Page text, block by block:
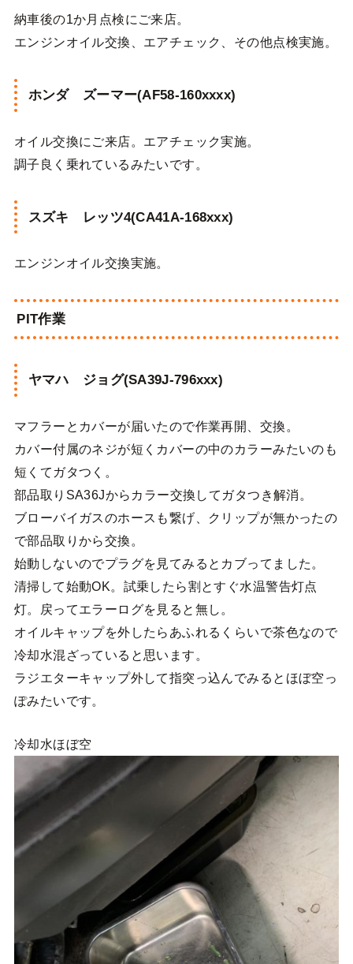
納車後の1か月点検にご来店。
エンジンオイル交換、エアチェック、その他点検実施。
ホンダ ズーマー(AF58-160xxxx)
オイル交換にご来店。エアチェック実施。
調子良く乗れているみたいです。
スズキ レッツ4(CA41A-168xxx)
エンジンオイル交換実施。
PIT作業
ヤマハ ジョグ(SA39J-796xxx)
マフラーとカバーが届いたので作業再開、交換。
カバー付属のネジが短くカバーの中のカラーみたいのも
短くてガタつく。
部品取りSA36Jからカラー交換してガタつき解消。
ブローバイガスのホースも繋げ、クリップが無かったの
で部品取りから交換。
始動しないのでプラグを見てみるとカブってました。
清掃して始動OK。試乗したら割とすぐ水温警告灯点
灯。戻ってエラーログを見ると無し。
オイルキャップを外したらあふれるくらいで茶色なので
冷却水混ざっていると思います。
ラジエターキャップ外して指突っ込んでみるとほぼ空っ
ぽみたいです。
冷却水ほぼ空